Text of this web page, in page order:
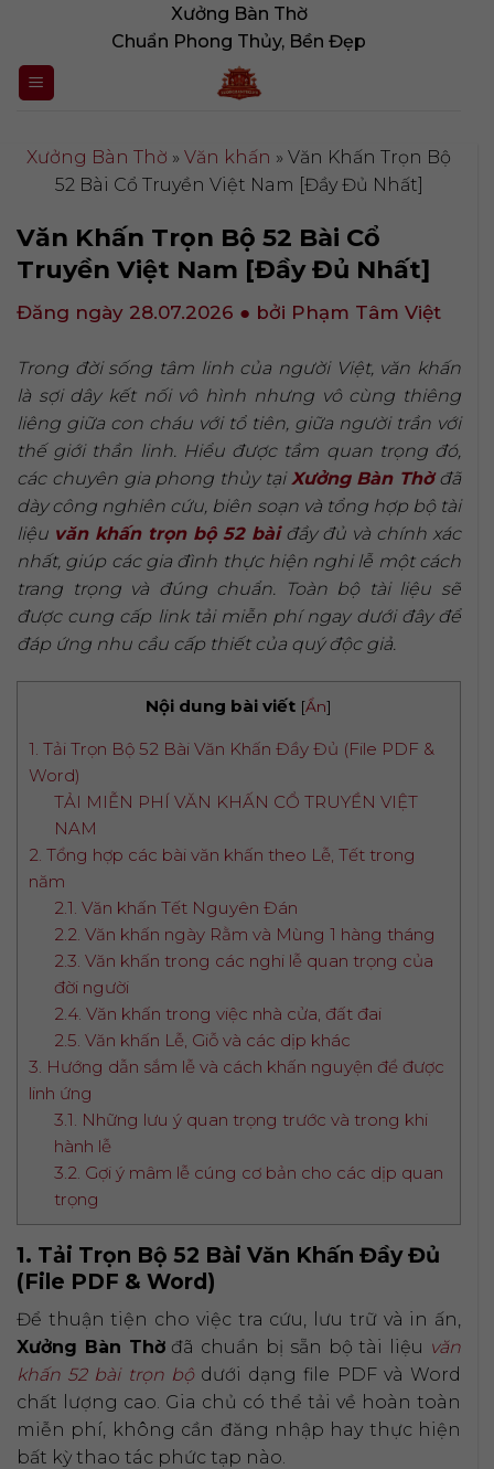
nội
dung
Xưởng Bàn Thờ
Chuẩn Phong Thủy, Bền Đẹp
Xưởng Bàn Thờ » Văn khấn » Văn Khấn Trọn Bộ
52 Bài Cổ Truyền Việt Nam [Đầy Đủ Nhất]
Văn Khấn Trọn Bộ 52 Bài Cổ
Truyền Việt Nam [Đầy Đủ Nhất]
Đăng ngày 28.07.2026 ● bởi Phạm Tâm Việt
Trong đời sống tâm linh của người Việt, văn khấn
là sợi dây kết nối vô hình nhưng vô cùng thiêng
liêng giữa con cháu với tổ tiên, giữa người trần với
thế giới thần linh. Hiểu được tầm quan trọng đó,
các chuyên gia phong thủy tạiXưởng Bàn Thờđã
dày công nghiên cứu, biên soạn và tổng hợp bộ tài
liệu văn khấn trọn bộ 52 bàiđầy đủ và chính xác
nhất, giúp các gia đình thực hiện nghi lễ một cách
trang trọng và đúng chuẩn. Toàn bộ tài liệu sẽ
được cung cấp link tải miễn phí ngay dưới đây để
đáp ứng nhu cầu cấp thiết của quý độc giả.
Nội dung bài viết [Ẩn]
1. Tải Trọn Bộ 52 Bài Văn Khấn Đầy Đủ (File PDF &
Word)
TẢI MIỄN PHÍ VĂN KHẤN CỔ TRUYỀN VIỆT
NAM
2. Tổng hợp các bài văn khấn theo Lễ, Tết trong
năm
2.1. Văn khấn Tết Nguyên Đán
2.2. Văn khấn ngày Rằm và Mùng 1 hàng tháng
2.3. Văn khấn trong các nghi lễ quan trọng của
đời người
2.4. Văn khấn trong việc nhà cửa, đất đai
2.5. Văn khấn Lễ, Giỗ và các dịp khác
3. Hướng dẫn sắm lễ và cách khấn nguyện để được
linh ứng
3.1. Những lưu ý quan trọng trước và trong khi
hành lễ
3.2. Gợi ý mâm lễ cúng cơ bản cho các dịp quan
trọng
1. Tải Trọn Bộ 52 Bài Văn Khấn Đầy Đủ
(File PDF & Word)
Để thuận tiện cho việc tra cứu, lưu trữ và in ấn,
Xưởng Bàn Thờđã chuẩn bị sẵn bộ tài liệu văn
khấn 52 bài trọn bộdưới dạng file PDF và Word
chất lượng cao. Gia chủ có thể tải về hoàn toàn
miễn phí, không cần đăng nhập hay thực hiện
bất kỳ thao tác phức tạp nào.